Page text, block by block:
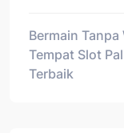
Bermain
Tempat Slot
Terbaik